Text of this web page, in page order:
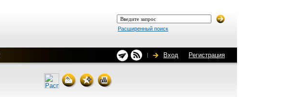
Расширенный поиск
Вход Регистрация